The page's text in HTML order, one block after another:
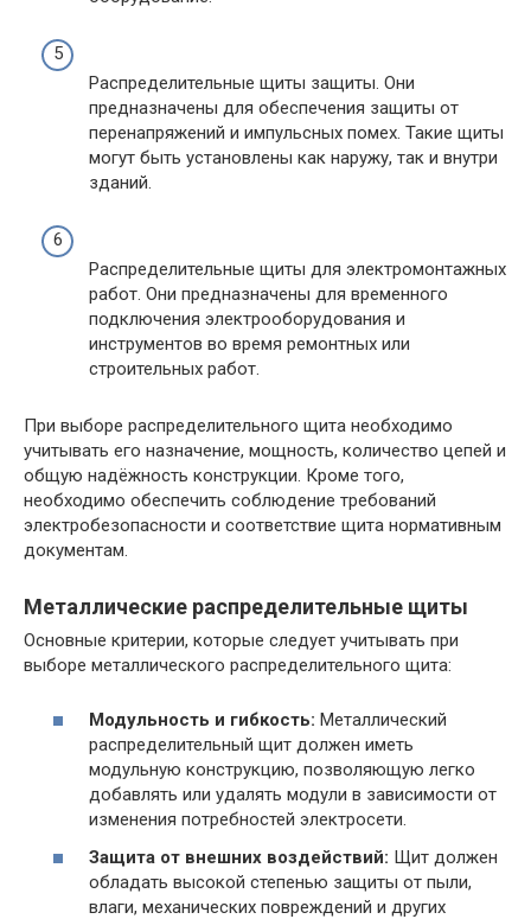
Распределительные щиты защиты. Они
предназначены для обеспечения защиты от
перенапряжений и импульсных помех. Такие щиты
могут быть установлены как наружу, так и внутри
зданий.
Распределительные щиты для электромонтажных
работ. Они предназначены для временного
подключения электрооборудования и
инструментов во время ремонтных или
строительных работ.
При выборе распределительного щита необходимо
учитывать его назначение, мощность, количество цепей и
общую надёжность конструкции. Кроме того,
необходимо обеспечить соблюдение требований
электробезопасности и соответствие щита нормативным
документам.
Металлические распределительные щиты
Основные критерии, которые следует учитывать при
выборе металлического распределительного щита:
Модульность и гибкость: Металлический
распределительный щит должен иметь
модульную конструкцию, позволяющую легко
добавлять или удалять модули в зависимости от
изменения потребностей электросети.
Защита от внешних воздействий: Щит должен
обладать высокой степенью защиты от пыли,
влаги, механических повреждений и других